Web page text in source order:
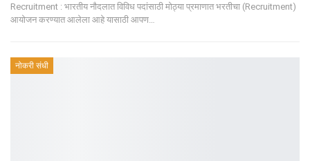
Recruitment : भारतीय नौदलात विविध पदांसाठी मोठ्या प्रमाणात भरतीचा (Recruitment)
आयोजन करण्यात आलेला आहे यासाठी आपण
नोकरी संधी